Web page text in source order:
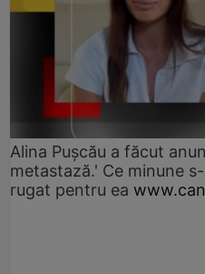
Alina Pușcău a făcut
metastază.' Ce minune
rugat pentru ea